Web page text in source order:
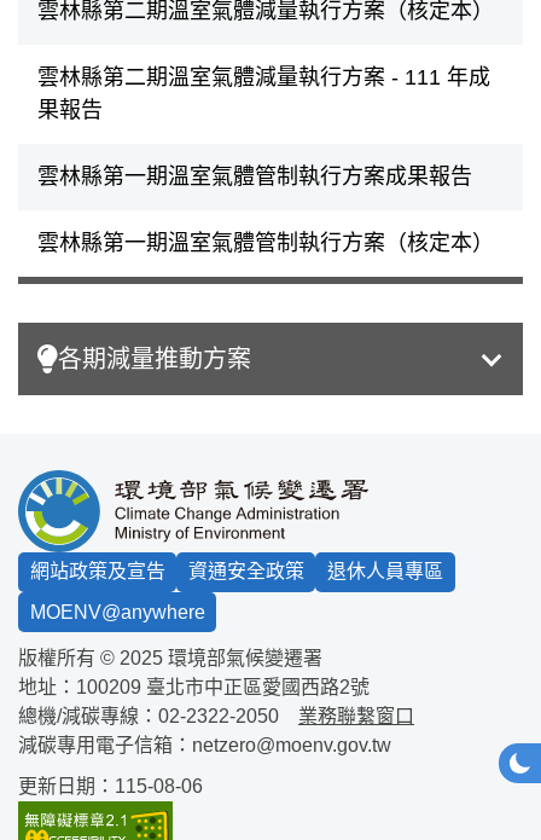
雲林縣第二期溫室氣體減量執行方案（核定本）
雲林縣第二期溫室氣體減量執行方案 - 111 年成
果報告
雲林縣第一期溫室氣體管制執行方案成果報告
雲林縣第一期溫室氣體管制執行方案（核定本）
各期減量推動方案
網站政策及宣告 資通安全政策
退休人員專區
MOENV@anywhere
版權所有 © 2025 環境部氣候變遷署
地址：100209 臺北市中正區愛國西路2號
總機/減碳專線： 02-2322-2050
業務聯繫窗口
減碳專用電子信箱： netzero@moenv.gov.tw
更新日期：115-08-06
網站
深